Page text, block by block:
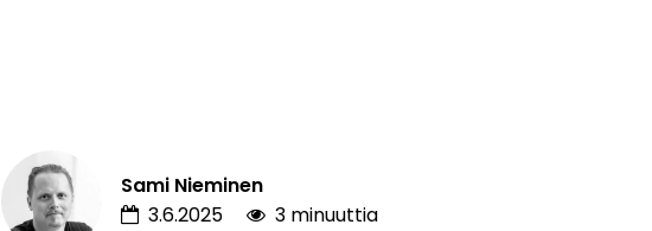
Sami Nieminen
3.6.2025
3 minuuttia